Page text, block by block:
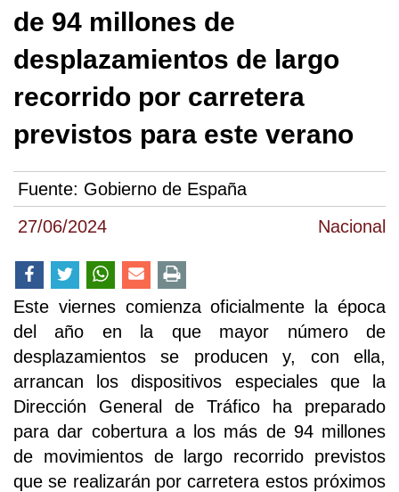
27/06/2024 Nacional
de 94 millones de
desplazamientos de largo
recorrido por carretera
previstos para este verano
Fuente: Gobierno de España
Este viernes comienza oficialmente la época
del año en la que mayor número de
desplazamientos se producen y, con ella,
arrancan los dispositivos especiales que la
Dirección General de Tráfico ha preparado
para dar cobertura a los más de 94 millones
de movimientos de largo recorrido previstos
que se realizarán por carretera estos próximos